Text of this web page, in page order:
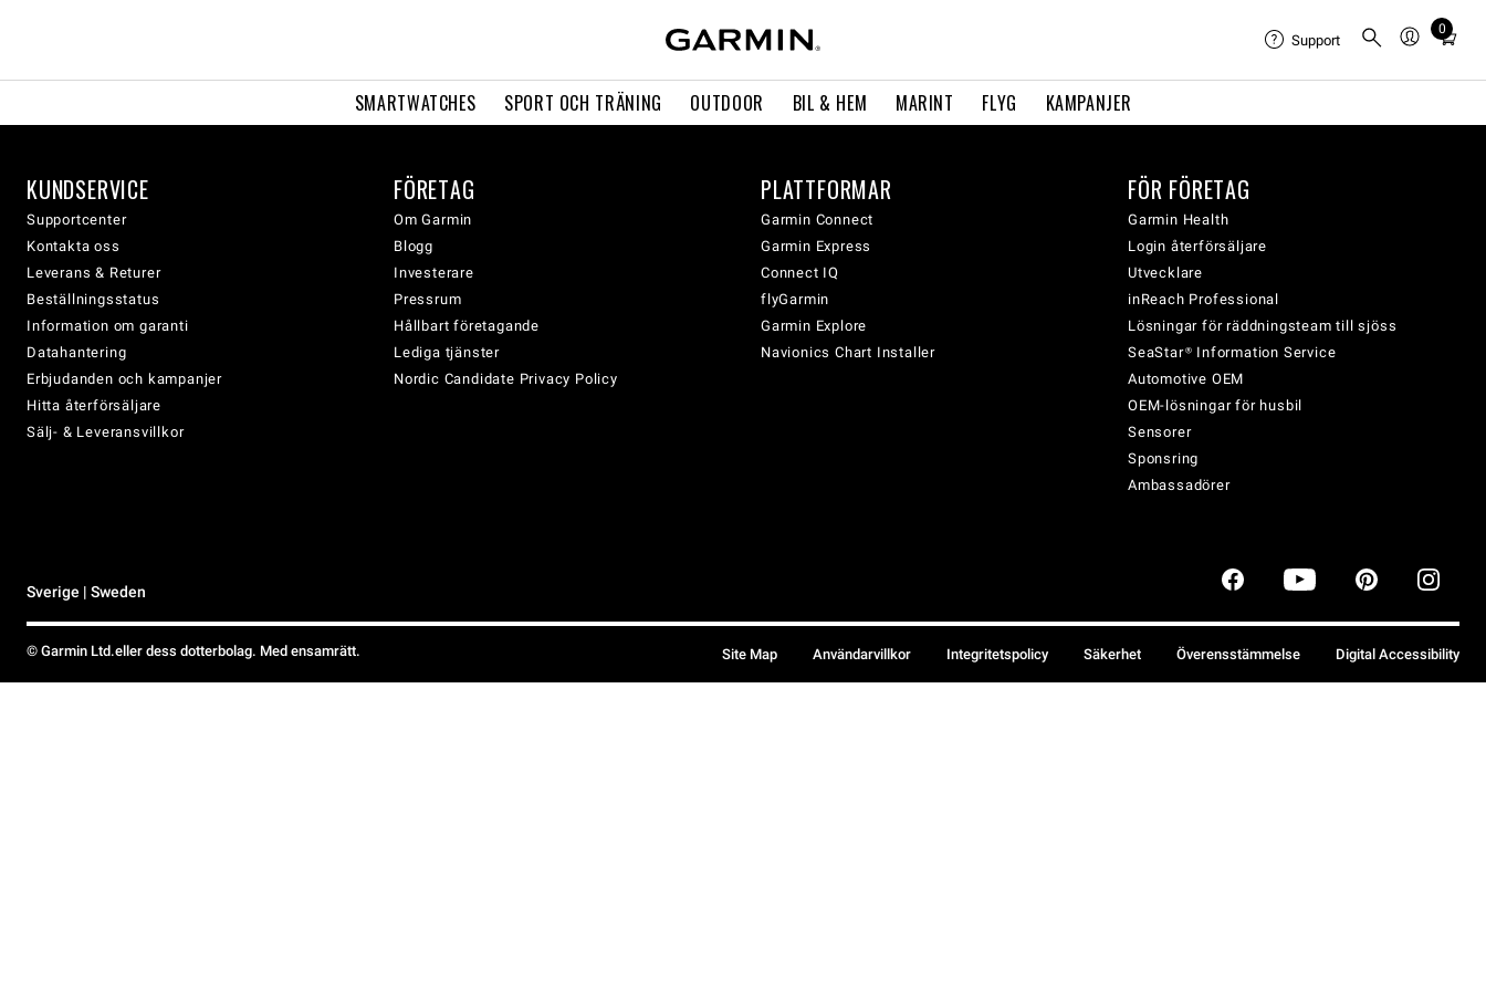
SMARTWATCHES SPORT OCH TRÄNING OUTDOOR BIL & HEM MARINT FLYG KAMPANJER
Support
0
Total
cart:
KUNDSERVICE
Supportcenter
Kontakta oss
Leverans & Returer
Beställningsstatus
Information om garanti
Datahantering
Erbjudanden och kampanjer
Hitta återförsäljare
Sälj- & Leveransvillkor
FÖRETAG
Om Garmin
Blogg
Investerare
Pressrum
Hållbart företagande
Lediga tjänster
Nordic Candidate Privacy Policy
PLATTFORMAR
Garmin Connect
Garmin Express
Connect IQ
flyGarmin
Garmin Explore
Navionics Chart Installer
FÖR FÖRETAG
Garmin Health
Login återförsäljare
Utvecklare
inReach Professional
Lösningar för räddningsteam till sjöss
SeaStar® Information Service
Automotive OEM
OEM-lösningar för husbil
Sensorer
Sponsring
Ambassadörer
Sverige | Sweden
© Garmin Ltd.eller dess dotterbolag. Med ensamrätt. Site Map Användarvillkor Integritetspolicy Säkerhet Överensstämmelse Digital Accessibility